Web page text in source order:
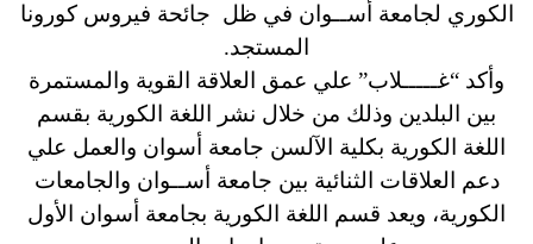
الكوري لجامعة أســوان في ظل جائحة فيروس كورونا
المستجد.
وأكد “غـــــلاب” علي عمق العلاقة القوية والمستمرة
بين البلدين وذلك من خلال نشر اللغة الكورية بقسم
اللغة الكورية بكلية الآلسن جامعة أسوان والعمل علي
دعم العلاقات الثنائية بين جامعة أســوان والجامعات
الكورية، ويعد قسم اللغة الكورية بجامعة أسوان الأول